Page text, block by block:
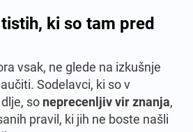
ki so tam pred
vsak, ne glede na izkušnje
Sodelavci, ki so v
so neprecenljiv vir znanja,
pravil, ki jih ne boste našli